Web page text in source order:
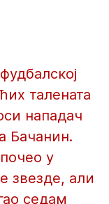
талената
нападач
Бачанин.
у
звезде, али
седам